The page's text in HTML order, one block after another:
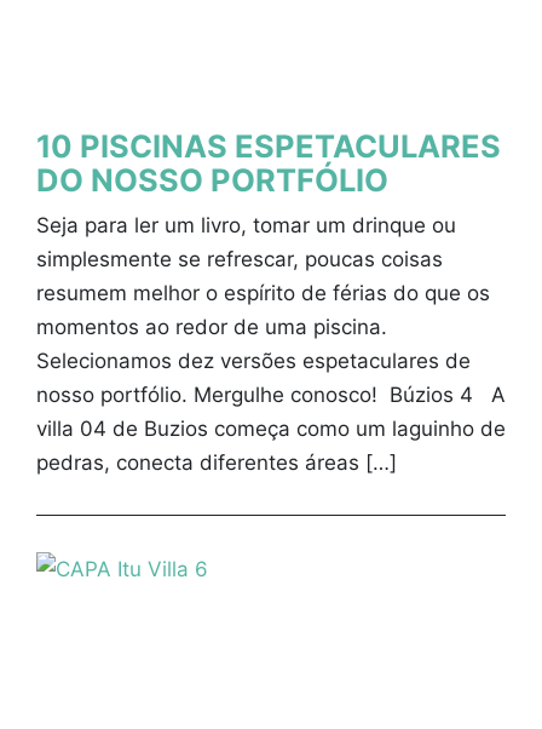
10 PISCINAS ESPETACULARES
DO NOSSO PORTFÓLIO
Seja para ler um livro, tomar um drinque ou
simplesmente se refrescar, poucas coisas
resumem melhor o espírito de férias do que os
momentos ao redor de uma piscina.
Selecionamos dez versões espetaculares de
nosso portfólio. Mergulhe conosco! Búzios 4 A
villa 04 de Buzios começa como um laguinho de
pedras, conecta diferentes áreas […]